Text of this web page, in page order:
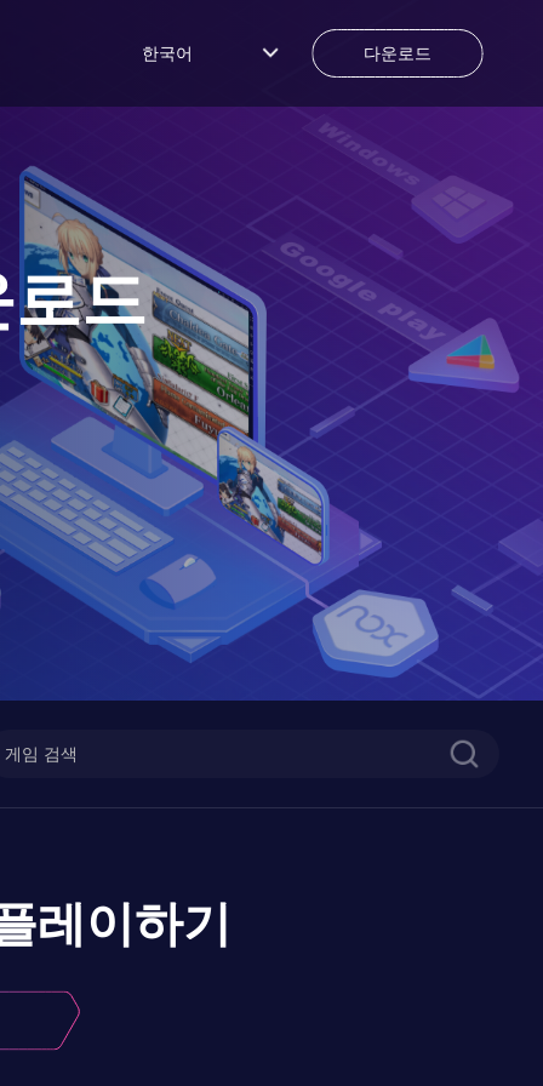
한국어 다운로드
드
레이하기